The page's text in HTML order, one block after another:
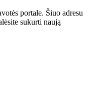
portale. Šiuo adresu
sukurti naują